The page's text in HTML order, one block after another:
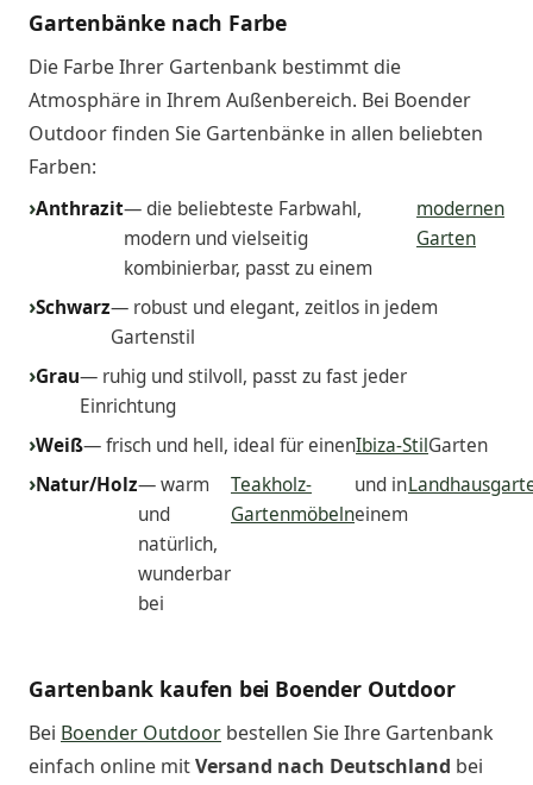
Gartenbänke nach Farbe
Die Farbe Ihrer Gartenbank bestimmt die
Atmosphäre in Ihrem Außenbereich. Bei Boender
Outdoor finden Sie Gartenbänke in allen beliebten
Farben:
Anthrazit— die beliebteste Farbwahl,
modern und vielseitig
kombinierbar, passt zu einem
modernen
Garten
Schwarz— robust und elegant, zeitlos in jedem
Gartenstil
Grau— ruhig und stilvoll, passt zu fast jeder
Einrichtung
Weiß— frisch und hell, ideal für einenIbiza-StilGarten
Natur/Holz— warm
und
natürlich,
wunderbar
bei
Teakholz-
Gartenmöbeln
und in
einem
Gartenbank kaufen bei Boender Outdoor
Bei Boender Outdoor bestellen Sie Ihre Gartenbank
einfach online mitVersand nach Deutschland bei